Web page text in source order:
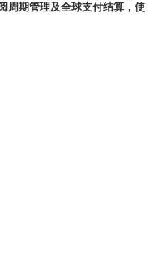
周期管理及全球支付结算，使